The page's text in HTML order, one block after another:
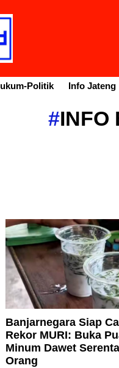
Politik Info Jateng
INFO
Banjarnegara Siap
Rekor MURI: Buka
Minum Dawet
Orang